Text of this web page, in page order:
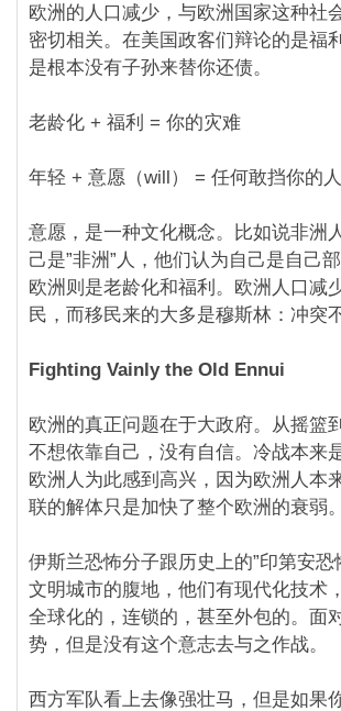
欧洲的人口减少，与欧洲国家这种社
密切相关。在美国政客们辩论的是福
是根本没有子孙来替你还债。
老龄化 + 福利 = 你的灾难
年轻 + 意愿（will） = 任何敢挡你的
意愿，是一种文化概念。比如说非洲
己是”非洲”人，他们认为自己是自己
欧洲则是老龄化和福利。欧洲人口减
民，而移民来的大多是穆斯林：冲突
Fighting Vainly the Old Ennui
欧洲的真正问题在于大政府。从摇篮
不想依靠自己，没有自信。冷战本来
欧洲人为此感到高兴，因为欧洲人本
联的解体只是加快了整个欧洲的衰弱。
伊斯兰恐怖分子跟历史上的”印第安
文明城市的腹地，他们有现代化技术
全球化的，连锁的，甚至外包的。面
势，但是没有这个意志去与之作战。
西方军队看上去像强壮马，但是如果